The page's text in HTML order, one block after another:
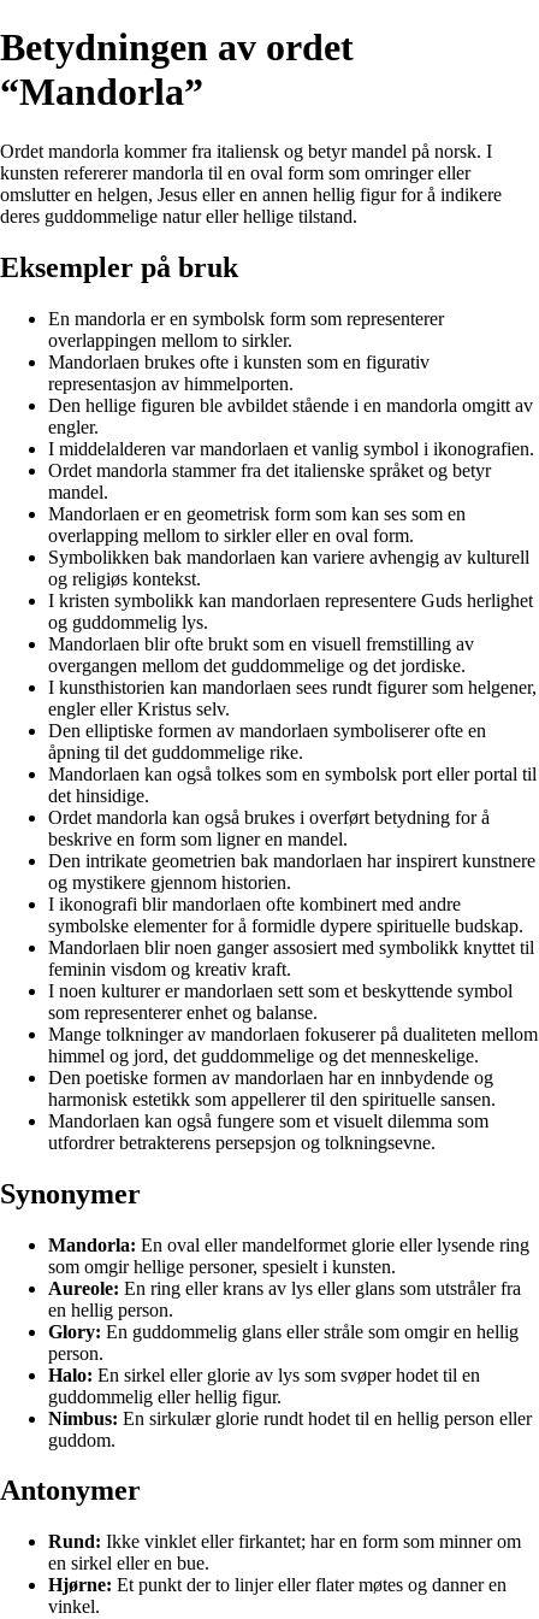
Betydningen av ordet
“Mandorla”
Ordet mandorla kommer fra italiensk og betyr mandel på norsk. I
kunsten refererer mandorla til en oval form som omringer eller
omslutter en helgen, Jesus eller en annen hellig figur for å indikere
deres guddommelige natur eller hellige tilstand.
Eksempler på bruk
En mandorla er en symbolsk form som representerer
overlappingen mellom to sirkler.
Mandorlaen brukes ofte i kunsten som en figurativ
representasjon av himmelporten.
Den hellige figuren ble avbildet stående i en mandorla omgitt av
engler.
I middelalderen var mandorlaen et vanlig symbol i ikonografien.
Ordet mandorla stammer fra det italienske språket og betyr
mandel.
Mandorlaen er en geometrisk form som kan ses som en
overlapping mellom to sirkler eller en oval form.
Symbolikken bak mandorlaen kan variere avhengig av kulturell
og religiøs kontekst.
I kristen symbolikk kan mandorlaen representere Guds herlighet
og guddommelig lys.
Mandorlaen blir ofte brukt som en visuell fremstilling av
overgangen mellom det guddommelige og det jordiske.
I kunsthistorien kan mandorlaen sees rundt figurer som helgener,
engler eller Kristus selv.
Den elliptiske formen av mandorlaen symboliserer ofte en
åpning til det guddommelige rike.
Mandorlaen kan også tolkes som en symbolsk port eller portal til
det hinsidige.
Ordet mandorla kan også brukes i overført betydning for å
beskrive en form som ligner en mandel.
Den intrikate geometrien bak mandorlaen har inspirert kunstnere
og mystikere gjennom historien.
I ikonografi blir mandorlaen ofte kombinert med andre
symbolske elementer for å formidle dypere spirituelle budskap.
Mandorlaen blir noen ganger assosiert med symbolikk knyttet til
feminin visdom og kreativ kraft.
I noen kulturer er mandorlaen sett som et beskyttende symbol
som representerer enhet og balanse.
Mange tolkninger av mandorlaen fokuserer på dualiteten mellom
himmel og jord, det guddommelige og det menneskelige.
Den poetiske formen av mandorlaen har en innbydende og
harmonisk estetikk som appellerer til den spirituelle sansen.
Mandorlaen kan også fungere som et visuelt dilemma som
utfordrer betrakterens persepsjon og tolkningsevne.
Synonymer
Mandorla: En oval eller mandelformet glorie eller lysende ring
som omgir hellige personer, spesielt i kunsten.
Aureole: En ring eller krans av lys eller glans som utstråler fra
en hellig person.
Glory: En guddommelig glans eller stråle som omgir en hellig
person.
Halo: En sirkel eller glorie av lys som svøper hodet til en
guddommelig eller hellig figur.
Nimbus: En sirkulær glorie rundt hodet til en hellig person eller
guddom.
Antonymer
Rund: Ikke vinklet eller firkantet; har en form som minner om
en sirkel eller en bue.
Hjørne: Et punkt der to linjer eller flater møtes og danner en
vinkel.